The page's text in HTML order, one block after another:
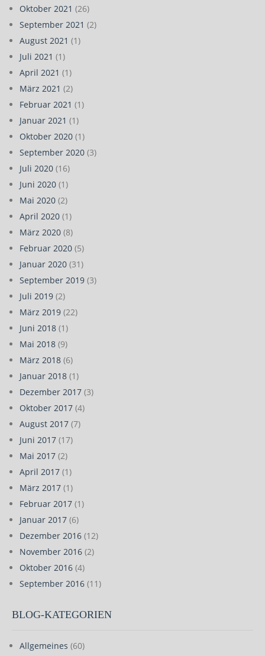
Oktober 2021 (26)
September 2021 (2)
August 2021 (1)
Juli 2021 (1)
April 2021 (1)
März 2021 (2)
Februar 2021 (1)
Januar 2021 (1)
Oktober 2020 (1)
September 2020 (3)
Juli 2020 (16)
Juni 2020 (1)
Mai 2020 (2)
April 2020 (1)
März 2020 (8)
Februar 2020 (5)
Januar 2020 (31)
September 2019 (3)
Juli 2019 (2)
März 2019 (22)
Juni 2018 (1)
Mai 2018 (9)
März 2018 (6)
Januar 2018 (1)
Dezember 2017 (3)
Oktober 2017 (4)
August 2017 (7)
Juni 2017 (17)
Mai 2017 (2)
April 2017 (1)
März 2017 (1)
Februar 2017 (1)
Januar 2017 (6)
Dezember 2016 (12)
November 2016 (2)
Oktober 2016 (4)
September 2016 (11)
BLOG-KATEGORIEN
Allgemeines (60)